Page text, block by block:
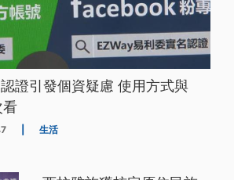
證引發個資疑慮 使用方式與
看
生活